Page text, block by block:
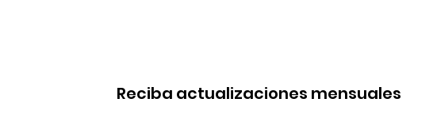
Reciba actualizaciones mensuales